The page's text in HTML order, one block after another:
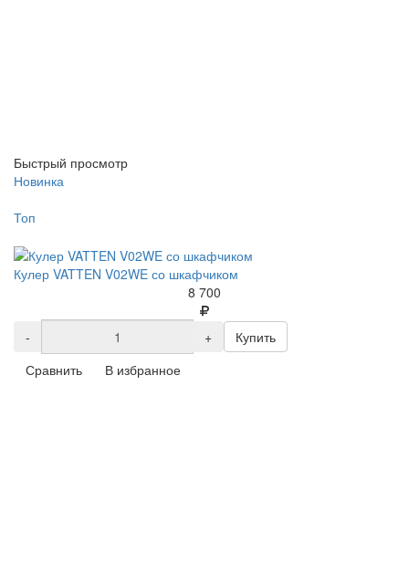
Быстрый просмотр
Новинка
Топ
Кулер VATTEN V02WE со шкафчиком
8 700
- +
Купить
Сравнить
В избранное